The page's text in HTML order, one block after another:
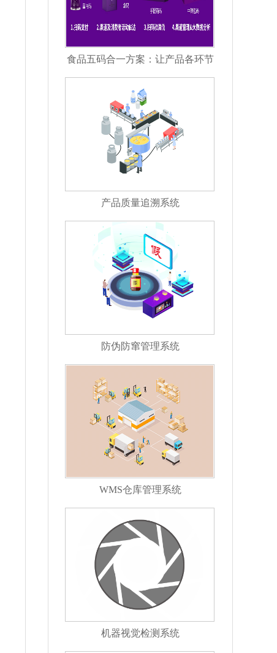
食品五码合一方案：让产品各环节
信息彼此关联
产品质量追溯系统
防伪防窜管理系统
WMS仓库管理系统
机器视觉检测系统